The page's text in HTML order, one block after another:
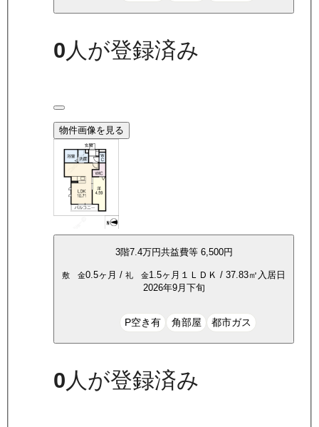
0人が登録済み
物件画像を見る
3階7.4万円共益費等 6,500円
敷 金0.5ヶ月 / 礼 金1.5ヶ月 １ＬＤＫ / 37.83㎡ 入居日
2026年9月下旬
P空き有 角部屋 都市ガス
0人が登録済み